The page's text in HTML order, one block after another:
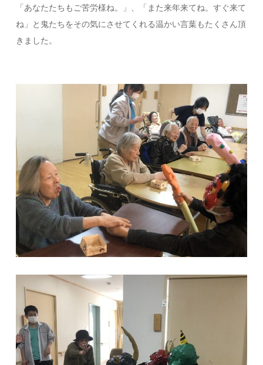
「あなたたちもご苦労様ね。」、「また来年来てね。すぐ来て
ね」と鬼たちをその気にさせてくれる温かい言葉もたくさん頂
きました。